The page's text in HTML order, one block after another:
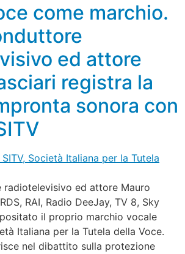
come marchio.
ed attore
registra la
sonora con
ed attore Mauro
RAI, Radio DeeJay, TV 8, Sky
il proprio marchio vocale
Italiana per la Tutela della Voce.
nel dibattito sulla protezione